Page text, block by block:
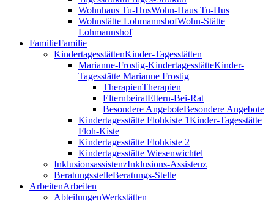
Wohnhaus Tu-HusWohn-Haus Tu-Hus
Wohnstätte LohmannshofWohn-Stätte
Lohmannshof
FamilieFamilie
Kinder­tages­stättenKinder-Tages­stätten
Marianne-Frostig-KindertagesstätteKinder-
Tagesstätte Marianne Frostig
TherapienTherapien
ElternbeiratEltern-Bei-Rat
Besondere AngeboteBesondere Angebote
Kindertagesstätte Flohkiste 1Kinder-Tagesstätte
Floh-Kiste
Kindertagesstätte Flohkiste 2
Kindertagesstätte Wiesenwichtel
InklusionsassistenzInklusions-Assistenz
BeratungsstelleBeratungs-Stelle
ArbeitenArbeiten
AbteilungenWerkstätten